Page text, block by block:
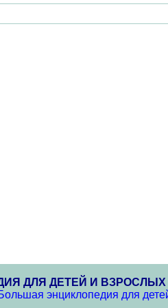
ДЛЯ ДЕТЕЙ И ВЗРОСЛЫХ
энциклопедия для